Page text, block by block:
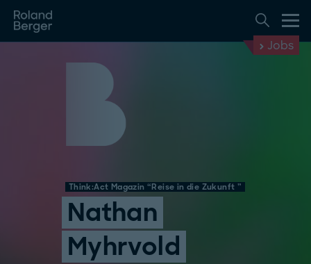
Jobs
Think:Act Magazin “Reise in die Zukunft ”
Nathan
Myhrvold